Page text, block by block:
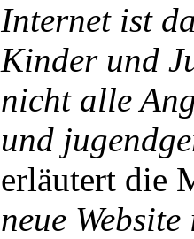
Internet ist
Kinder und
nicht alle
und
erläutert die
neue